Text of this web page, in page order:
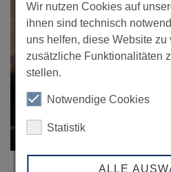
Wir nutzen Cookies auf
ihnen sind technisch
uns helfen, diese Website zu
zusätzliche Funktionalitäten
stellen.
Notwendige Cookies
Statistik
ALLE